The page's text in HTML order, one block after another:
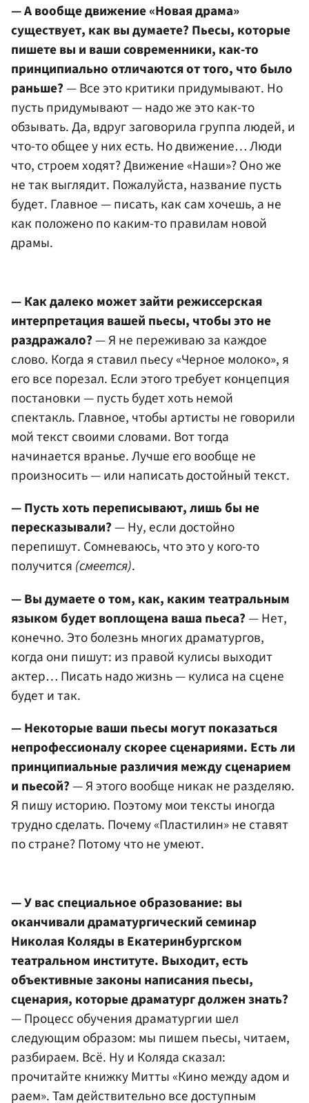
— А вообще движение «Новая драма»
существует, как вы думаете? Пьесы, которые
пишете вы и ваши современники, как-то
принципиально отличаются от того, что было
раньше?— Все это критики придумывают. Но
пусть придумывают — надо же это как-то
обзывать. Да, вдруг заговорила группа людей, и
что-то общее у них есть. Но движение… Люди
что, строем ходят? Движение «Наши»? Оно же
не так выглядит. Пожалуйста, название пусть
будет. Главное — писать, как сам хочешь, а не
как положено по каким-то правилам новой
драмы.
— Как далеко может зайти режиссерская
интерпретация вашей пьесы, чтобы это не
раздражало?— Я не переживаю за каждое
слово. Когда я ставил пьесу «Черное молоко», я
его все порезал. Если этого требует концепция
постановки — пусть будет хоть немой
спектакль. Главное, чтобы артисты не говорили
мой текст своими словами. Вот тогда
начинается вранье. Лучше его вообще не
произносить — или написать достойный текст.
— Пусть хоть переписывают, лишь бы не
пересказывали?— Ну, если достойно
перепишут. Сомневаюсь, что это у кого-то
получится (смеется).
— Вы думаете о том, как, каким театральным
языком будет воплощена ваша пьеса?— Нет,
конечно. Это болезнь многих драматургов,
когда они пишут: из правой кулисы выходит
актер… Писать надо жизнь — кулиса на сцене
будет и так.
— Некоторые ваши пьесы могут показаться
непрофессионалу скорее сценариями. Есть ли
принципиальные различия между сценарием
и пьесой?— Я этого вообще никак не разделяю.
Я пишу историю. Поэтому мои тексты иногда
трудно сделать. Почему «Пластилин» не ставят
по стране? Потому что не умеют.
— У вас специальное образование: вы
оканчивали драматургический семинар
Николая Коляды в Екатеринбургском
театральном институте. Выходит, есть
объективные законы написания пьесы,
сценария, которые драматург должен знать?
— Процесс обучения драматургии шел
следующим образом: мы пишем пьесы, читаем,
разбираем. Всё. Ну и Коляда сказал:
прочитайте книжку Митты «Кино между адом и
раем». Там действительно все доступным